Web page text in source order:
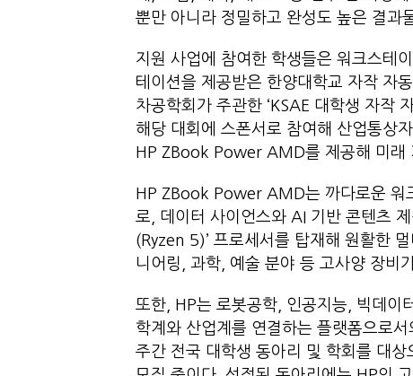
뿐만 아니라 정밀하고 완성도 높은 결과
지원 사업에 참여한 학생들은 워크스테
테이션을 제공받은 한양대학교 자작 자
차공학회가 주관한 ‘KSAE 대학생 자작
해당 대회에 스폰서로 참여해 산업통상
HP ZBook Power AMD를 제공해 미래
HP ZBook Power AMD는 까다로운 워
로, 데이터 사이언스와 AI 기반 콘텐츠
(Ryzen 5)’ 프로세서를 탑재해 원활한
니어링, 과학, 예술 분야 등 고사양 장비
또한, HP는 로봇공학, 인공지능, 빅데이
학계와 산업계를 연결하는 플랫폼으로
주간 전국 대학생 동아리 및 학회를 대상